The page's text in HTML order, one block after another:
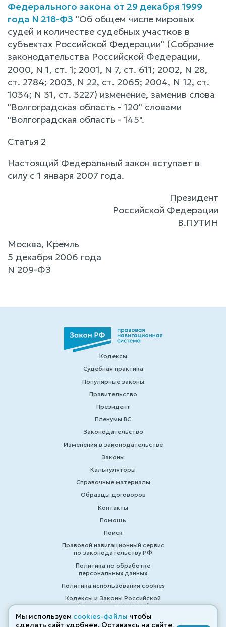
Федерального закона от 29 декабря 1999
года N 218-ФЗ "Об общем числе мировых
судей и количестве судебных участков в
субъектах Российской Федерации" (Собрание
законодательства Российской Федерации,
2000, N 1, ст. 1; 2001, N 7, ст. 611; 2002, N 28,
ст. 2784; 2003, N 22, ст. 2065; 2004, N 12, ст.
1034; N 31, ст. 3227) изменение, заменив слова
"Волгоградская область - 120" словами
"Волгоградская область - 145".
Статья 2
Настоящий Федеральный закон вступает в
силу с 1 января 2007 года.
Президент
Российской Федерации
В.ПУТИН
Москва, Кремль
5 декабря 2006 года
N 209-ФЗ
Кодексы
Судебная практика
Популярные законы
Правительство
Президент
Пленумы ВС
Законодательство
Изменения в законодательстве
Законы
Калькуляторы
Справочные материалы
Образцы договоров
Контакты
Помощь
Поиск
Правовой навигационный сервис
по законодательству РФ
Политика по обработке
персональных данных
Политика использования cookies
Кодексы и Законы Российской
Федерации 2007-2026
Мы используем cookies-файлы чтобы
сделать сайт удобнее. Оставаясь на сайте,